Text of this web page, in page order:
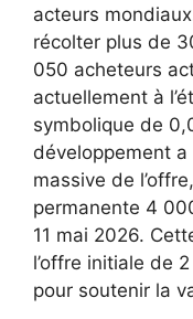
acteurs
récolter plus de
050 acheteurs
actuellement à
symbolique de
développement
massive de
permanente 4
11 mai 2026.
l’offre initiale de
pour soutenir la